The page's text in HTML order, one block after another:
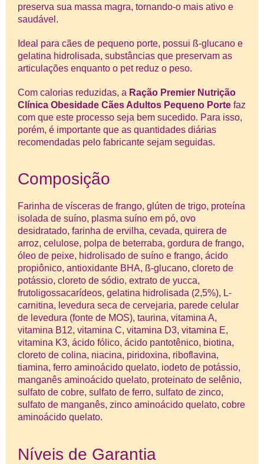
preserva sua massa magra, tornando-o mais ativo e
saudável.
Ideal para cães de pequeno porte, possui ß-glucano e
gelatina hidrolisada, substâncias que preservam as
articulações enquanto o pet reduz o peso.
Com calorias reduzidas, a Ração Premier Nutrição
Clínica Obesidade Cães Adultos Pequeno Porte faz
com que este processo seja bem sucedido. Para isso,
porém, é importante que as quantidades diárias
recomendadas pelo fabricante sejam seguidas.
Composição
Farinha de vísceras de frango, glúten de trigo, proteína
isolada de suíno, plasma suíno em pó, ovo
desidratado, farinha de ervilha, cevada, quirera de
arroz, celulose, polpa de beterraba, gordura de frango,
óleo de peixe, hidrolisado de suíno e frango, ácido
propiônico, antioxidante BHA, ß-glucano, cloreto de
potássio, cloreto de sódio, extrato de yucca,
frutoligossacarídeos, gelatina hidrolisada (2,5%), L-
carnitina, levedura seca de cervejaria, parede celular
de levedura (fonte de MOS), taurina, vitamina A,
vitamina B12, vitamina C, vitamina D3, vitamina E,
vitamina K3, ácido fólico, ácido pantotênico, biotina,
cloreto de colina, niacina, piridoxina, riboflavina,
tiamina, ferro aminoácido quelato, iodeto de potássio,
manganês aminoácido quelato, proteinato de selênio,
sulfato de cobre, sulfato de ferro, sulfato de zinco,
sulfato de manganês, zinco aminoácido quelato, cobre
aminoácido quelato.
Níveis de Garantia